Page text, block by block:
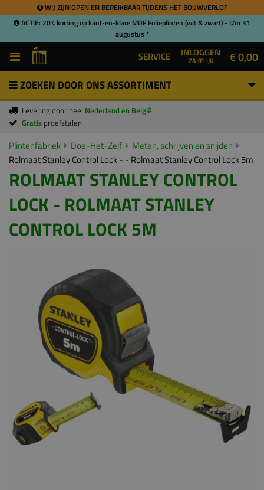
WIJ ZIJN OPEN EN BEREIKBAAR TIJDENS HET BOUWVERLOF
ACTIE: 20% korting op kant-en-klare MDF Folieplinten (wit & zwart) - t/m 31
augustus *
SERVICE INLOGGEN
ZAKELIJK € 0,00
ZOEKEN DOOR ONS ASSORTIMENT
Levering door heel Nederland en België
Gratis proefstalen
Plintenfabriek Doe-Het-Zelf
Meten, schrijven en snijden
Rolmaat Stanley Control Lock - - Rolmaat Stanley Control Lock 5m
ROLMAAT STANLEY CONTROL
LOCK - ROLMAAT STANLEY
CONTROL LOCK 5M